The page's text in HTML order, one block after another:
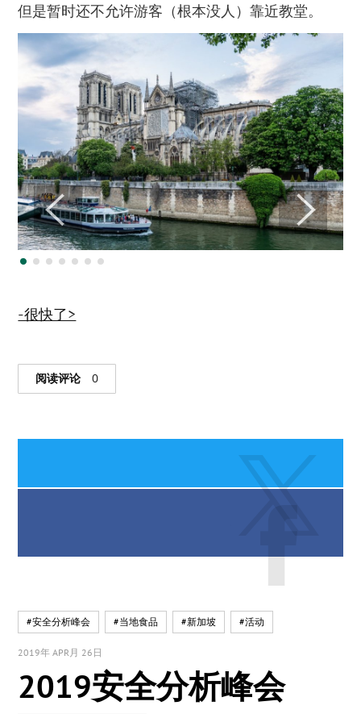
但是暂时还不允许游客（根本没人）靠近教堂。
-很快了>
阅读评论 0
#安全分析峰会 #当地食品 #新加坡 #活动
2019年 APR月 26日
2019安全分析峰会